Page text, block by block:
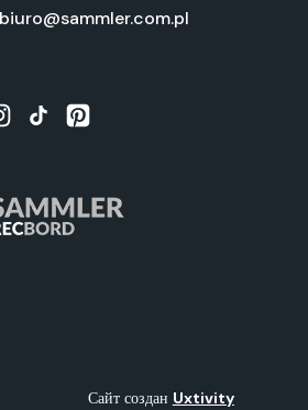
biuro@sammler.com.pl
Сайт создан Uxtiv­i­ty